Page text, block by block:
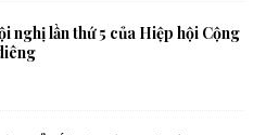
nghị lần thứ 5 của Hiệp hội Cộng